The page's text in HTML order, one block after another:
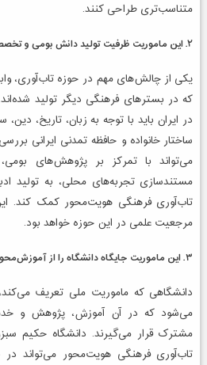
متناسب‌تری طراحی کنند.
۲. این ماموریت ظرفیت تولید دانش بومی و تخصصی را تقویت می‌کند
یکی از چالش‌های مهم در حوزه تاب‌آوری،
که در بسترهای فرهنگی دیگر تولید
در ایران باید با توجه به زبان، تاریخ،
ساختار خانواده و حافظه تمدنی ایرانی
می‌تواند با تمرکز بر پژوهش‌های
مستندسازی تجربه‌های محلی، به تولید
تاب‌آوری فرهنگی هویت‌محور کمک کند.
مرجعیت علمی در این حوزه خواهد بود.
۳. این ماموریت جایگاه دانشگاه را از آموزش‌محوری به اثرگذاری ملی ارتقا می‌دهد
دانشگاهی که ماموریت ملی تعریف
می‌شود که در آن آموزش، پژوهش و
مشترک قرار می‌گیرند. دانشگاه حکیم
تاب‌آوری فرهنگی هویت‌محور می‌تواند